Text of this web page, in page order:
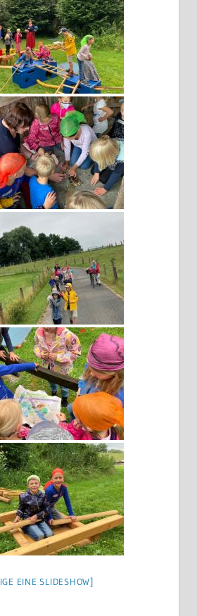
EINE SLIDESHOW]